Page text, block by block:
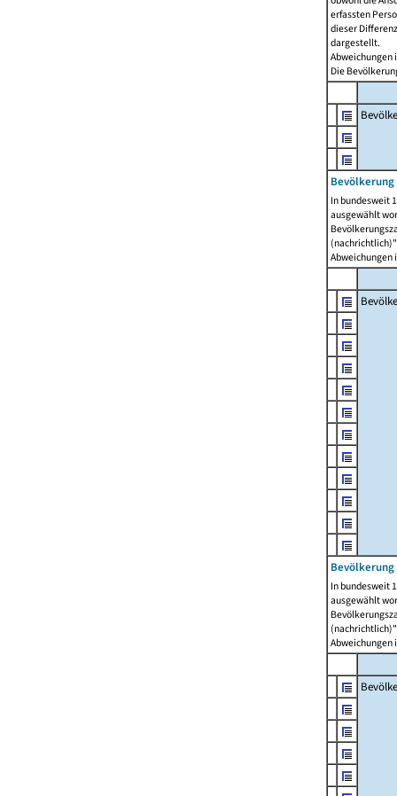
erfassten
dieser
dargestellt.
Abweichungen
Die
In bundesweit
ausgewählt
Abweichungen
In bundesweit
ausgewählt
Abweichungen